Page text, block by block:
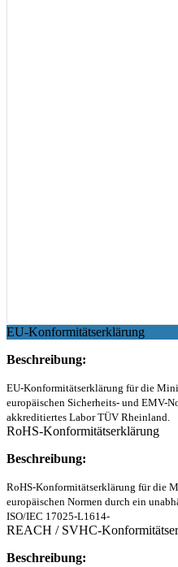
EU-Konformitätserklärung
Beschreibung:
EU-Konformitätserklärung für die
europäischen Sicherheits- und EMV-
akkreditiertes Labor TÜV Rheinland.
RoHS-Konformitätserklärung
Beschreibung:
RoHS-Konformitätserklärung für die
europäischen Normen durch ein
ISO/IEC 17025-L1614-
REACH / SVHC-
Beschreibung: